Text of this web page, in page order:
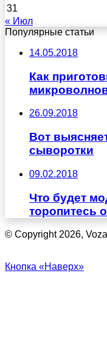
31
« Июл
Популярные статьи
14.05.2018
Как
26.09.2018
Вот
сыворотки
09.02.2018
Что будет
торопитесь
© Copyright 2026,
Кнопка «Наверх»